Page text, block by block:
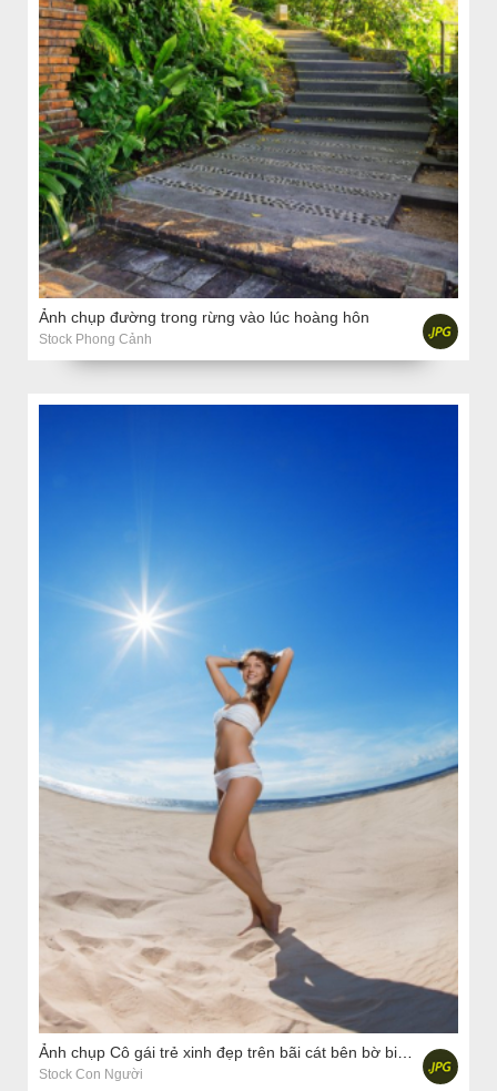
Ảnh chụp đường trong rừng vào lúc hoàng hôn
Stock Phong Cảnh
Stock Con Người